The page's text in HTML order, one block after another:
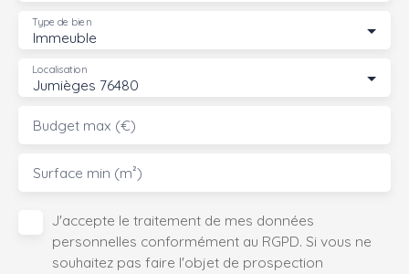
Immeuble
Type de bien
Jumièges 76480
Localisation
Budget max (€)
Surface min (m²)
J'accepte le traitement de mes données
personnelles conformément au RGPD. Si vous ne
souhaitez pas faire l'objet de prospection